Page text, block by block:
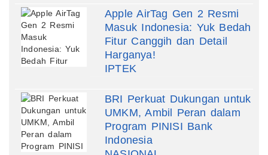
Apple AirTag Gen 2 Resmi
Masuk Indonesia: Yuk Bedah
Fitur Canggih dan Detail
Harganya!
IPTEK
BRI Perkuat Dukungan untuk
UMKM, Ambil Peran dalam
Program PINISI Bank
Indonesia